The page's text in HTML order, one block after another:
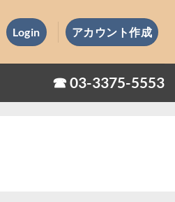
Login アカウント作成
☎︎ 03-3375-5553